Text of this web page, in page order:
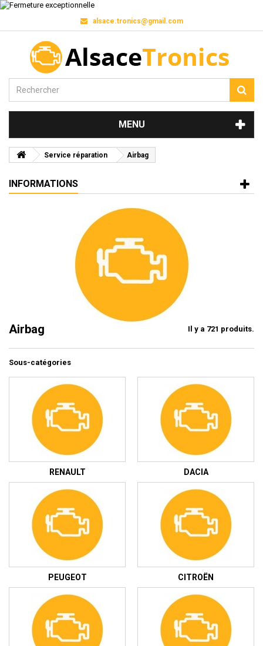
alsace.tronics@gmail.com
MENU
Service réparation Airbag
INFORMATIONS
Airbag Il y a 721 produits.
Sous-catégories
RENAULT DACIA
PEUGEOT CITROËN